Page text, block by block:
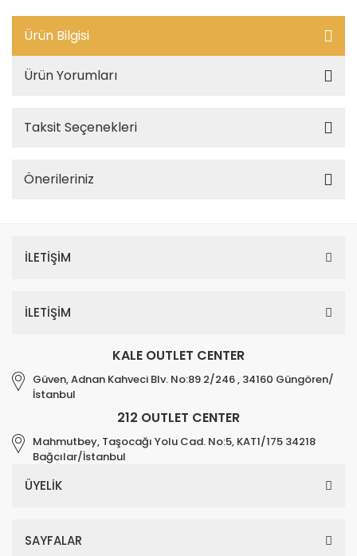
Ürün Bilgisi
Ürün Yorumları
Taksit Seçenekleri
Önerileriniz
İLETİŞİM
İLETİŞİM
KALE OUTLET CENTER
Güven, Adnan Kahveci Blv. No:89 2/246 , 34160 Güngören/
İstanbul
212 OUTLET CENTER
Mahmutbey, Taşocağı Yolu Cad. No:5, KAT1/175 34218
Bağcılar/İstanbul
ÜYELİK
SAYFALAR